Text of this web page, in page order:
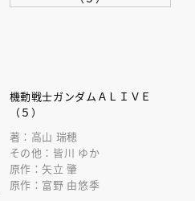
機動戦士ガンダムＡＬＩＶＥ
（５）
著：高山 瑞穂
その他：皆川 ゆか
原作：矢立 肇
原作：富野 由悠季